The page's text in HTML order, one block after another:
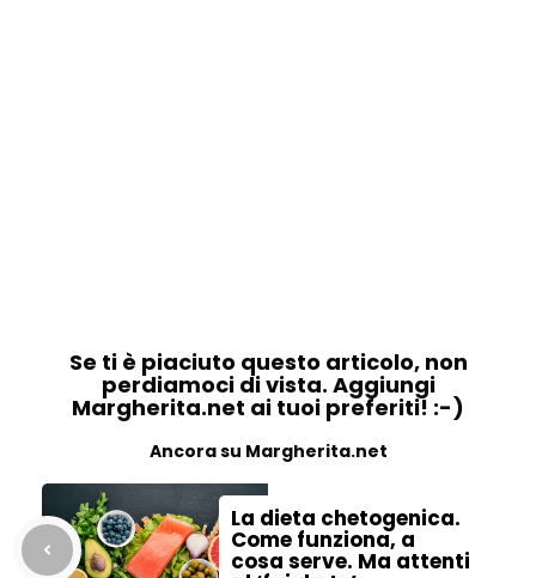
Se ti è piaciuto questo articolo, non
perdiamoci di vista. Aggiungi
Margherita.net ai tuoi preferiti! :-)
Ancora su Margherita.net
La dieta chetogenica.
Come funziona, a
cosa serve. Ma attenti